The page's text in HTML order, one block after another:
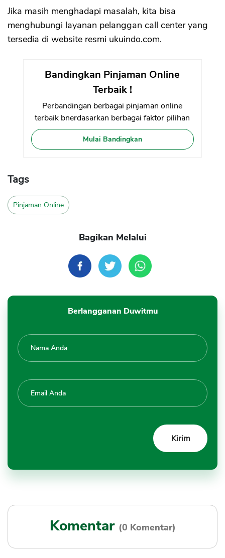
Jika masih menghadapi masalah, kita bisa
menghubungi layanan pelanggan call center yang
tersedia di website resmi ukuindo.com.
Bandingkan Pinjaman Online
Terbaik !
Perbandingan berbagai pinjaman online
terbaik bnerdasarkan berbagai faktor pilihan
Mulai Bandingkan
Tags
Pinjaman Online
Bagikan Melalui
Berlangganan Duwitmu
Komentar (0 Komentar)